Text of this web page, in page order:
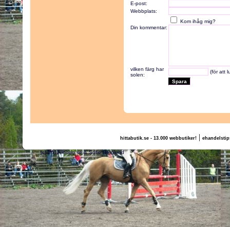
E-post:
Webbplats:
Kom ihåg mig?
Din kommentar:
vilken färg har
solen:
(för att
hittabutik.se - 13.000 webbutiker!|
(c) 2011, nogg.se & Sofie Berglund